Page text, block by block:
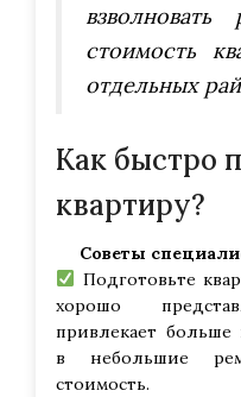
стоимость
отдельных
Как быстро
квартиру?
Советы
Подготовьте
хорошо
привлекает больше
в небольшие
стоимость.